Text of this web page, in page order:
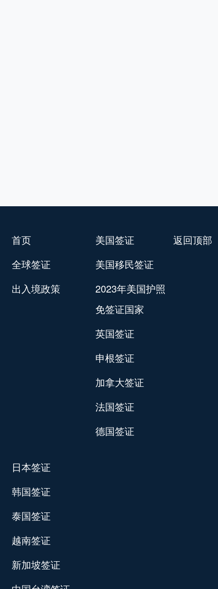
返回顶部
首页
全球签证
出入境政策
美国签证
美国移民签证
2023年美国护照
免签证国家
英国签证
申根签证
加拿大签证
法国签证
德国签证
日本签证
韩国签证
泰国签证
越南签证
新加坡签证